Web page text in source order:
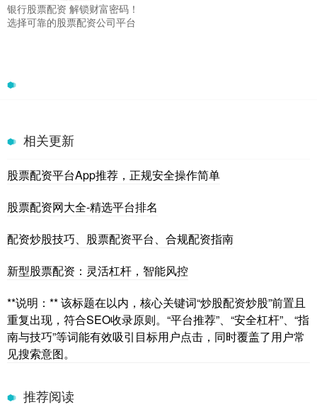
银行股票配资 解锁财富密码！
选择可靠的股票配资公司平台
相关更新
股票配资平台App推荐，正规安全操作简单
股票配资网大全-精选平台排名
配资炒股技巧、股票配资平台、合规配资指南
新型股票配资：灵活杠杆，智能风控
**说明：** 该标题在以内，核心关键词“炒股配资炒股”前置且
重复出现，符合SEO收录原则。“平台推荐”、“安全杠杆”、“指
南与技巧”等词能有效吸引目标用户点击，同时覆盖了用户常
见搜索意图。
推荐阅读